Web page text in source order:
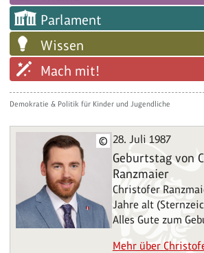
Parlament
Wissen
Mach mit!
Demokratie & Politik für Kinder und Jugendliche
© 28. Juli 1987
Geburtstag von
Ranzmaier
Christofer
Jahre alt
Alles Gute zum
Mehr über